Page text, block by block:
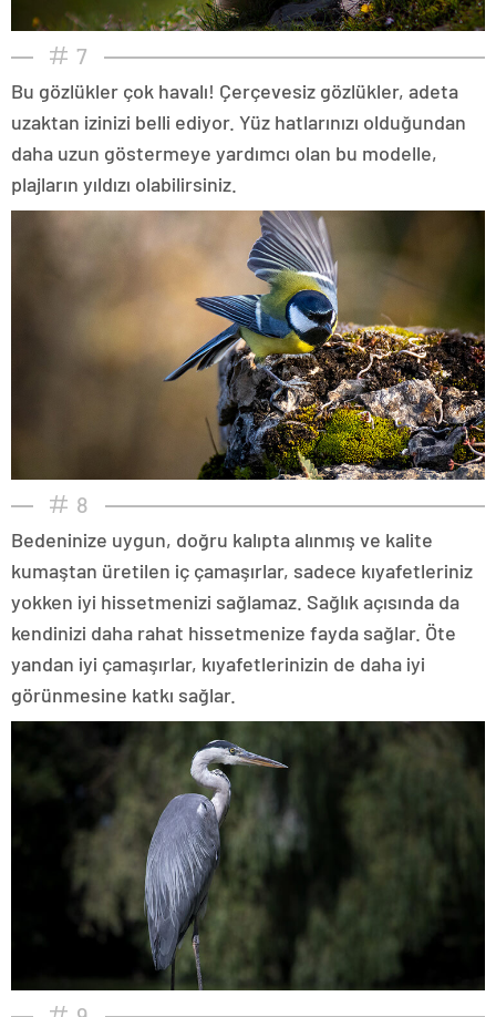
7
Bu gözlükler çok havalı! Çerçevesiz gözlükler, adeta
uzaktan izinizi belli ediyor. Yüz hatlarınızı olduğundan
daha uzun göstermeye yardımcı olan bu modelle,
plajların yıldızı olabilirsiniz.
8
Bedeninize uygun, doğru kalıpta alınmış ve kalite
kumaştan üretilen iç çamaşırlar, sadece kıyafetleriniz
yokken iyi hissetmenizi sağlamaz. Sağlık açısında da
kendinizi daha rahat hissetmenize fayda sağlar. Öte
yandan iyi çamaşırlar, kıyafetlerinizin de daha iyi
görünmesine katkı sağlar.